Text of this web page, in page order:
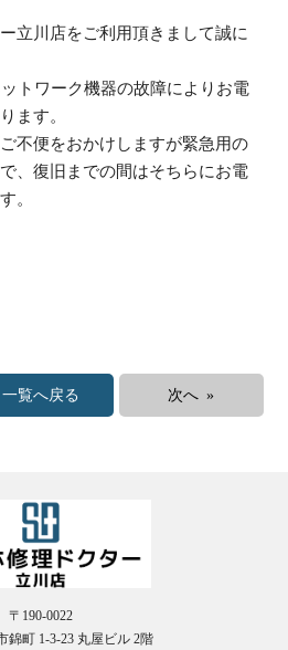
立川店をご利用頂きまして誠に
トワーク機器の故障によりお電
ます。
不便をおかけしますが緊急用の
、復旧までの間はそちらにお電
。
一覧へ戻る 次へ »
〒190-0022
錦町 1-3-23 丸屋ビル 2階